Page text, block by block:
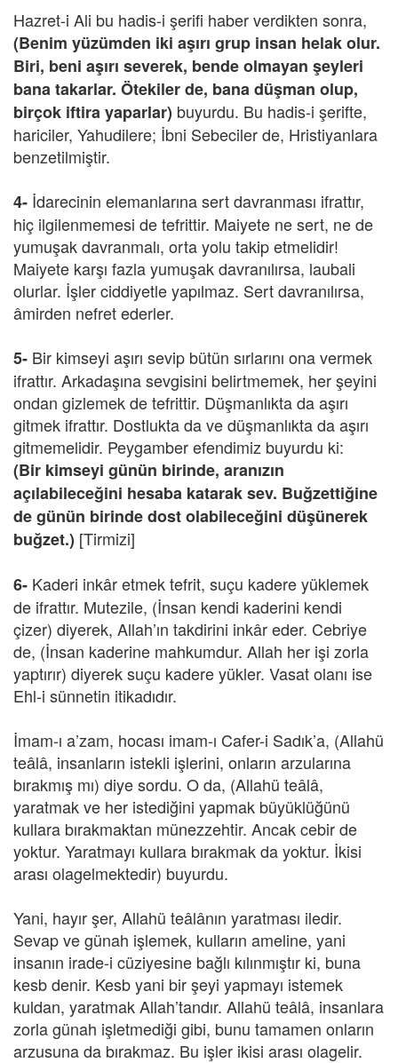
Hazret-i Ali bu hadis-i şerifi haber verdikten sonra,
(Benim yüzümden iki aşırı grup insan helak olur.
Biri, beni aşırı severek, bende olmayan şeyleri
bana takarlar. Ötekiler de, bana düşman olup,
birçok iftira yaparlar) buyurdu. Bu hadis-i şerifte,
hariciler, Yahudilere; İbni Sebeciler de, Hristiyanlara
benzetilmiştir.
4- İdarecinin elemanlarına sert davranması ifrattır,
hiç ilgilenmemesi de tefrittir. Maiyete ne sert, ne de
yumuşak davranmalı, orta yolu takip etmelidir!
Maiyete karşı fazla yumuşak davranılırsa, laubali
olurlar. İşler ciddiyetle yapılmaz. Sert davranılırsa,
âmirden nefret ederler.
5- Bir kimseyi aşırı sevip bütün sırlarını ona vermek
ifrattır. Arkadaşına sevgisini belirtmemek, her şeyini
ondan gizlemek de tefrittir. Düşmanlıkta da aşırı
gitmek ifrattır. Dostlukta da ve düşmanlıkta da aşırı
gitmemelidir. Peygamber efendimiz buyurdu ki:
(Bir kimseyi günün birinde, aranızın
açılabileceğini hesaba katarak sev. Buğzettiğine
de günün birinde dost olabileceğini düşünerek
buğzet.) [Tirmizi]
6- Kaderi inkâr etmek tefrit, suçu kadere yüklemek
de ifrattır. Mutezile, (İnsan kendi kaderini kendi
çizer) diyerek, Allah’ın takdirini inkâr eder. Cebriye
de, (İnsan kaderine mahkumdur. Allah her işi zorla
yaptırır) diyerek suçu kadere yükler. Vasat olanı ise
Ehl-i sünnetin itikadıdır.
İmam-ı a’zam, hocası imam-ı Cafer-i Sadık’a, (Allahü
teâlâ, insanların istekli işlerini, onların arzularına
bırakmış mı) diye sordu. O da, (Allahü teâlâ,
yaratmak ve her istediğini yapmak büyüklüğünü
kullara bırakmaktan münezzehtir. Ancak cebir de
yoktur. Yaratmayı kullara bırakmak da yoktur. İkisi
arası olagelmektedir) buyurdu.
Yani, hayır şer, Allahü teâlânın yaratması iledir.
Sevap ve günah işlemek, kulların ameline, yani
insanın irade-i cüziyesine bağlı kılınmıştır ki, buna
kesb denir. Kesb yani bir şeyi yapmayı istemek
kuldan, yaratmak Allah’tandır. Allahü teâlâ, insanlara
zorla günah işletmediği gibi, bunu tamamen onların
arzusuna da bırakmaz. Bu işler ikisi arası olagelir.